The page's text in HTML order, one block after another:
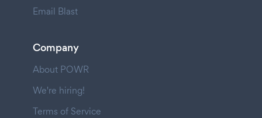
Email Blast
Company
About POWR
We're hiring!
Terms of Service